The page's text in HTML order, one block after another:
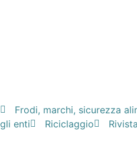
Frodi, marchi, sicurezza
enti Riciclaggio Rivista